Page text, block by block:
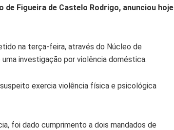
Figueira de Castelo Rodrigo, anunciou hoje
na terça-feira, através do Núcleo de
investigação por violência doméstica.
exercia violência física e psicológica
foi dado cumprimento a dois mandados de